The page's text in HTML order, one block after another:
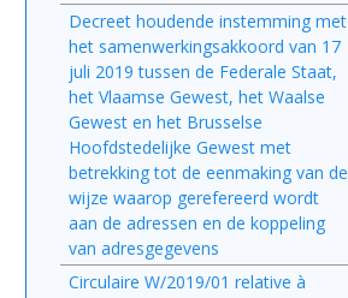
Decreet houdende instemming met
het samenwerkingsakkoord van 17
juli 2019 tussen de Federale Staat,
het Vlaamse Gewest, het Waalse
Gewest en het Brusselse
Hoofdstedelijke Gewest met
betrekking tot de eenmaking van de
wijze waarop gerefereerd wordt
aan de adressen en de koppeling
van adresgegevens
Circulaire W/2019/01 relative à